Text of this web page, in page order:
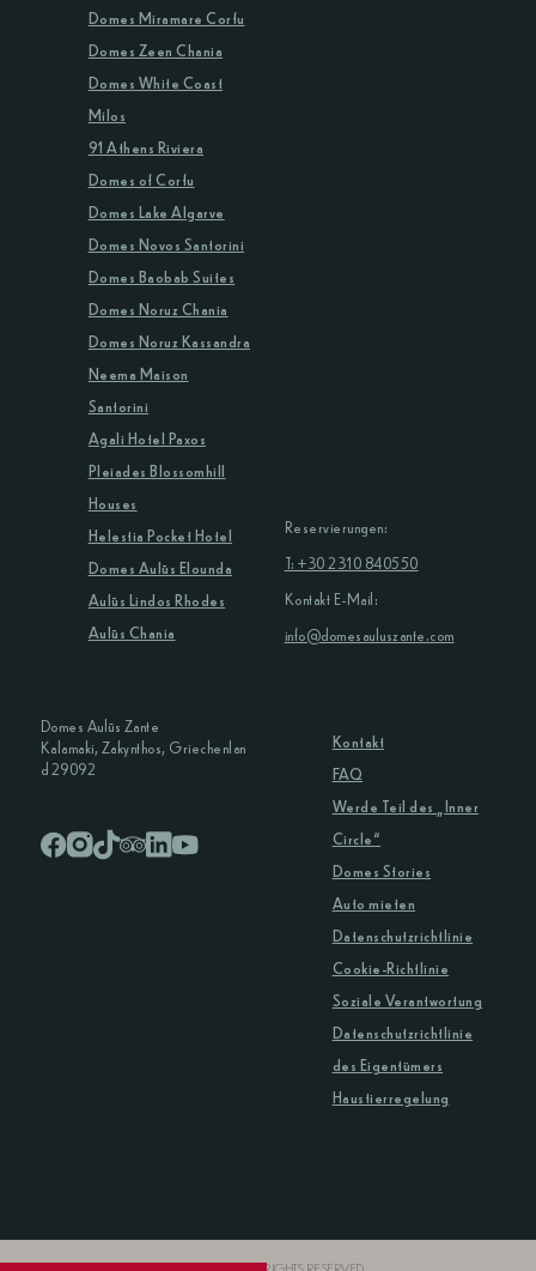
Domes Aulūs Zante
Kalamaki, Zakynthos, Griechenlan
d 29092
Kontakt
FAQ
Werde Teil des „Inner
Circle“
Domes Stories
Auto mieten
Datenschutzrichtlinie
Cookie-Richtlinie
Soziale Verantwortung
Datenschutzrichtlinie
des Eigentümers
Haustierregelung
Reservierungen:
T: +30 2310 840550
Kontakt E-Mail:
info@domesauluszante.com
Domes Miramare Corfu
Domes Zeen Chania
Domes White Coast
Milos
91 Athens Riviera
Domes of Corfu
Domes Lake Algarve
Domes Novos Santorini
Domes Baobab Suites
Domes Noruz Chania
Domes Noruz Kassandra
Neema Maison
Santorini
Agali Hotel Paxos
Pleiades Blossomhill
Houses
Helestia Pocket Hotel
Domes Aulūs Elounda
Aulūs Lindos Rhodes
Aulūs Chania
© COPYRIGHT 2026 DOMES RESORTS. ALL RIGHTS RESERVED